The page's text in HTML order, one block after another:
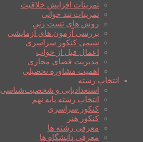
تمرینات افزایش خلاقیت
تمرینات تند خوانی
روش های تست زنی
بررسی آزمون های آزمایشی
شیمی کنکور سراسری
اعمال قبل از خواب
مدیریت فضای مجازی
اهمیت مشاوره تحصیلی
انتخاب رشته
استعدادیابی و شخصیت‌شناسی
انتخاب رشته پایه نهم
کنکور سراسری
کنکور هنر
معرفی رشته ها
معرفی دانشگاه ها